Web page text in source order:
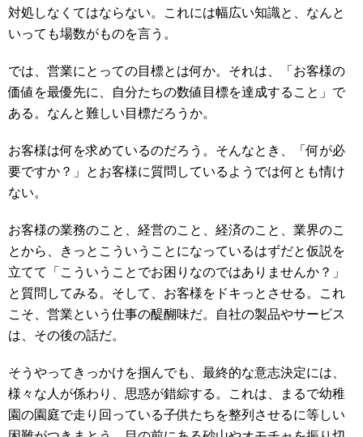
対処しなくてはならない。これには幅広い知識と、なんと
いっても場数がものを言う。
では、営業にとっての目標とは何か。それは、「お客様の
価値を最優先に、自分たちの数値目標を達成すること」で
ある。なんと難しい目標だろうか。
お客様は何を求めているのだろう。そんなとき、「何が必
要ですか？」とお客様に質問しているようでは何とも情け
ない。
お客様の業務のこと、経営のこと、経済のこと、業界のこ
とから、きっとこういうことになっているはずだと仮説を
立てて「こういうことでお困りなのではありませんか？」
と質問してみる。そして、お客様をドキっとさせる。これ
こそ、営業という仕事の醍醐味だ。自社の製品やサービス
は、その後の話だ。
そうやってきっかけを掴んでも、最終的な意志決定には、
様々な人が係わり、思惑が錯綜する。これは、まるで幼稚
園の園庭で走り回っている子供たちを整列させるに等しい